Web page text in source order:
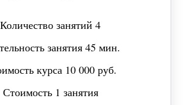
Количество занятий 4
занятия 45 мин.
курса 10 000 руб.
Стоимость 1 занятия